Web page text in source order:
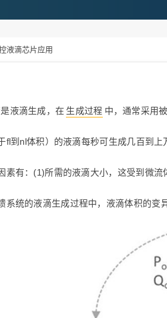
液滴芯片应用
液滴生成，在 生成过程 中，通常采用
fl到nl体积）的液滴每秒可生成几百到上
素有：(1)所需的液滴大小，这受到微
统的液滴生成过程中，液滴体积的变